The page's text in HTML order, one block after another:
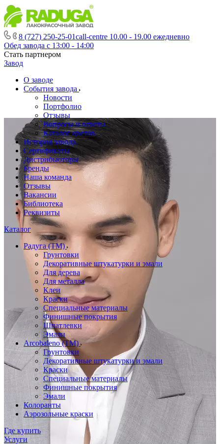
8 (727) 250-25-01call-centre 10.00 - 19.00 ежедневно
Обед завода с 13:00 - 14:00
Стать партнером
Завод
О заводе
События завода
Новости
Портфолио
Отзывы
Вопросы и ответы
Каталог цветов
История завода
Сертификаты
Дистрибьюторы
Бренды
Наша команда
Отзывы
Вакансии
Библиотека
Реквизиты
Каталог
Радуга (ТМ)
Грунтовки
Декоративные штукатурки и эмали
Для дерева
Для металла
Клеи
Краски
Специальные материалы
Финишные покрытия
Шпатлевки
Эмали
Arcobaleno (ТМ)
Грунтовки
Декоративные штукатурки и эмали
Краски
Специальные материалы
Финишные покрытия
Эмали
Колоранты
Аэрозольные краски
Где купить
Услуги